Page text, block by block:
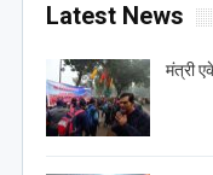
Latest News
मंत्री